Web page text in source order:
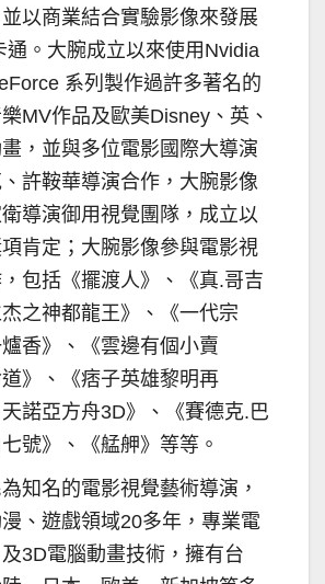
以商業結合實驗影像來發展
通。大腕成立以來使用Nvidia
系列製作過許多著名的
MV作品及歐美Disney、英、
，並與多位電影國際大導演
許鞍華導演合作，大腕影像
導演御用視覺團隊，成立以
肯定；大腕影像參與電影視
包括《擺渡人》、《真.哥吉
之神都龍王》、《一代宗
香》、《雲邊有個小賣
》、《痞子英雄黎明再
諾亞方舟3D》、《賽德克.巴
號》、《艋舺》等等。
知名的電影視覺藝術導演，
、遊戲領域20多年，專業電
3D電腦動畫技術，擁有台